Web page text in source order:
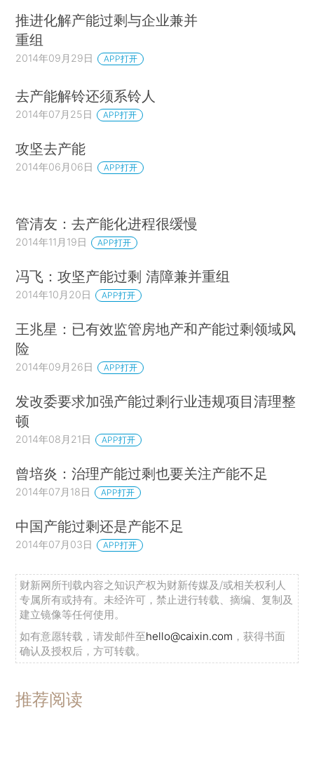
推进化解产能过剩与企业兼并
重组
2014年09月29日 APP打开
去产能解铃还须系铃人
2014年07月25日 APP打开
攻坚去产能
2014年06月06日 APP打开
管清友：去产能化进程很缓慢
2014年11月19日 APP打开
冯飞：攻坚产能过剩 清障兼并重组
2014年10月20日 APP打开
王兆星：已有效监管房地产和产能过剩领域风
险
2014年09月26日 APP打开
发改委要求加强产能过剩行业违规项目清理整
顿
2014年08月21日 APP打开
曾培炎：治理产能过剩也要关注产能不足
2014年07月18日 APP打开
中国产能过剩还是产能不足
2014年07月03日 APP打开
财新网所刊载内容之知识产权为财新传媒及/或相关权利人
专属所有或持有。未经许可，禁止进行转载、摘编、复制及
建立镜像等任何使用。
如有意愿转载，请发邮件至hello@caixin.com ，获得书面
确认及授权后，方可转载。
推荐阅读